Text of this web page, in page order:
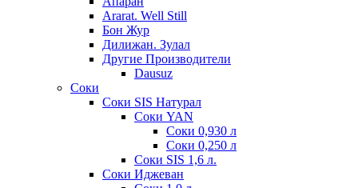
Ararat. Well Still
Бон Жур
Дилижан. Зулал
Другие Производители
Dausuz
Соки
Соки SIS Натурал
Соки YAN
Соки 0,930 л
Соки 0,250 л
Соки SIS 1,6 л.
Соки Иджеван